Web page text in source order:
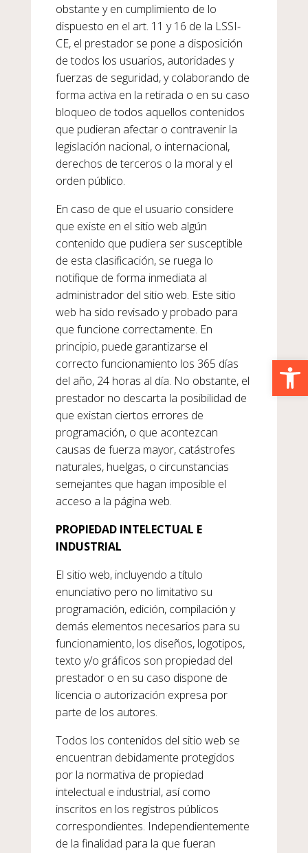
obstante y en cumplimiento de lo
dispuesto en el art. 11 y 16 de la LSSI-
CE, el prestador se pone a disposición
de todos los usuarios, autoridades y
fuerzas de seguridad, y colaborando de
forma activa en la retirada o en su caso
bloqueo de todos aquellos contenidos
que pudieran afectar o contravenir la
legislación nacional, o internacional,
derechos de terceros o la moral y el
orden público.
En caso de que el usuario considere
que existe en el sitio web algún
contenido que pudiera ser susceptible
de esta clasificación, se ruega lo
notifique de forma inmediata al
administrador del sitio web. Este sitio
web ha sido revisado y probado para
que funcione correctamente. En
principio, puede garantizarse el
correcto funcionamiento los 365 días
del año, 24 horas al día. No obstante, el
prestador no descarta la posibilidad de
que existan ciertos errores de
programación, o que acontezcan
causas de fuerza mayor, catástrofes
naturales, huelgas, o circunstancias
semejantes que hagan imposible el
acceso a la página web.
PROPIEDAD INTELECTUAL E
INDUSTRIAL
El sitio web, incluyendo a título
enunciativo pero no limitativo su
programación, edición, compilación y
demás elementos necesarios para su
funcionamiento, los diseños, logotipos,
texto y/o gráficos son propiedad del
prestador o en su caso dispone de
licencia o autorización expresa por
parte de los autores.
Todos los contenidos del sitio web se
encuentran debidamente protegidos
por la normativa de propiedad
intelectual e industrial, así como
inscritos en los registros públicos
correspondientes. Independientemente
de la finalidad para la que fueran